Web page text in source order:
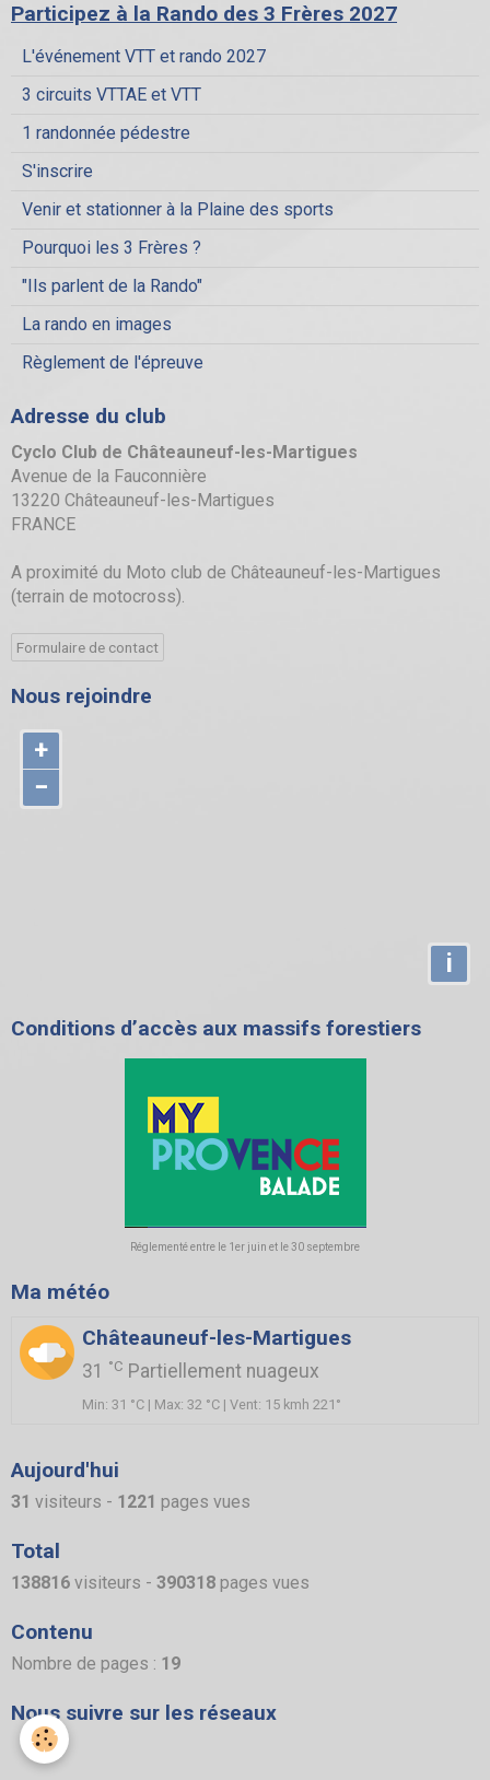
Participez à la Rando des 3 Frères 2027
L'événement VTT et rando 2027
3 circuits VTTAE et VTT
1 randonnée pédestre
S'inscrire
Venir et stationner à la Plaine des sports
Pourquoi les 3 Frères ?
"Ils parlent de la Rando"
La rando en images
Règlement de l'épreuve
Adresse du club
Cyclo Club de Châteauneuf-les-Martigues
Avenue de la Fauconnière
13220 Châteauneuf-les-Martigues
FRANCE
A proximité du Moto club de Châteauneuf-les-Martigues
(terrain de motocross).
Formulaire de contact
Nous rejoindre
+
−
i
Conditions d’accès aux massifs forestiers
Réglementé entre le 1er juin et le 30 septembre
Ma météo
Châteauneuf-les-Martigues
31 °C Partiellement nuageux
Min: 31 °C | Max: 32 °C | Vent: 15 kmh 221°
Aujourd'hui
31 visiteurs - 1221 pages vues
Total
138816 visiteurs - 390318 pages vues
Contenu
Nombre de pages : 19
Nous suivre sur les réseaux